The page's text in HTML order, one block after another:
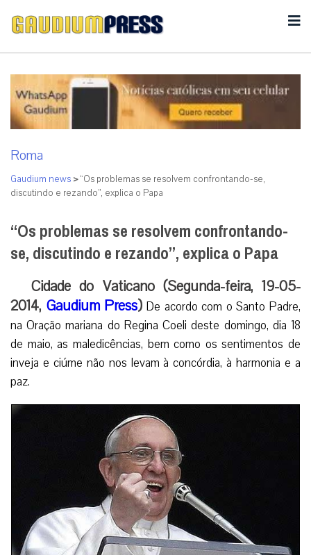
Roma
Gaudium news >“Os problemas se resolvem confrontando-se,
discutindo e rezando”, explica o Papa
“Os problemas se resolvem confrontando-
se, discutindo e rezando”, explica o Papa
Cidade do Vaticano (Segunda-feira, 19-05-
2014, Gaudium Press) De acordo com o Santo Padre,
na Oração mariana do Regina Coeli deste domingo, dia 18
de maio, as maledicências, bem como os sentimentos de
inveja e ciúme não nos levam à concórdia, à harmonia e a
paz.